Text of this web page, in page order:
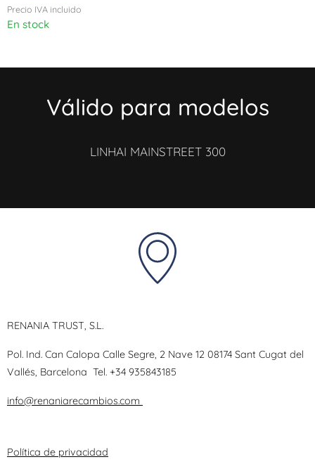
Precio IVA incluido
En stock
Válido para modelos
LINHAI MAINSTREET 300
RENANIA TRUST, S.L.
Pol. Ind. Can Calopa Calle Segre, 2 Nave 12 08174 Sant Cugat del
Vallés, Barcelona Tel. +34 935843185
info@renaniarecambios.com
Política de privacidad